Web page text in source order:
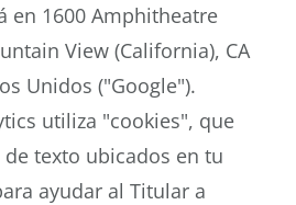
en 1600 Amphitheatre
View (California), CA
Unidos ("Google").
utiliza "cookies", que
texto ubicados en tu
ayudar al Titular a